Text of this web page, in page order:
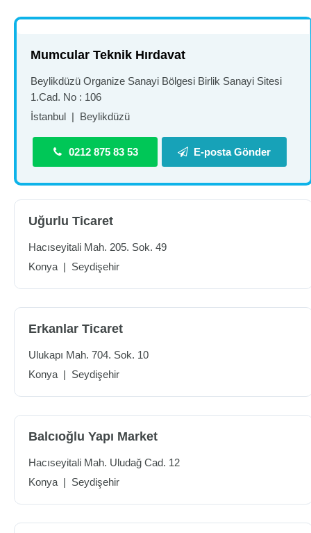
Mumcular Teknik Hırdavat
Beylikdüzü Organize Sanayi Bölgesi Birlik Sanayi Sitesi
1.Cad. No : 106
İstanbul | Beylikdüzü
0212 875 83 53 E-posta Gönder
Uğurlu Ticaret
Hacıseyitali Mah. 205. Sok. 49
Konya | Seydişehir
Erkanlar Ticaret
Ulukapı Mah. 704. Sok. 10
Konya | Seydişehir
Balcıoğlu Yapı Market
Hacıseyitali Mah. Uludağ Cad. 12
Konya | Seydişehir